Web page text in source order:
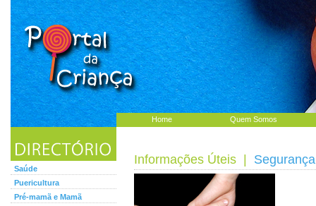
Home Quem Somos
Saúde
Puericultura
Pré-mamã e Mamã
Informações Úteis